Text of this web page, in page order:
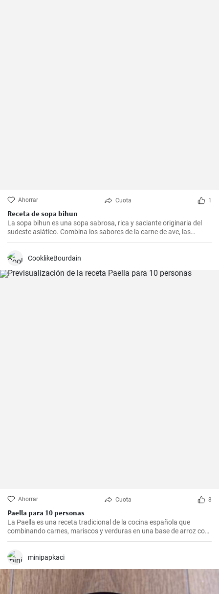
Ahorrar Cuota 1
Receta de sopa bihun
La sopa bihun es una sopa sabrosa, rica y saciante originaria del
sudeste asiático. Combina los sabores de la carne de ave, las
verduras y los fideos de arroz en una sola olla. En casa la
CooklikeBourdain
Ahorrar Cuota 8
Paella para 10 personas
La Paella es una receta tradicional de la cocina española que
combinando carnes, mariscos y verduras en una base de arroz con
una mezcla de especias, ofrece una experiencia culinaria llena de
forma de hacer la paella, esta receta se acerca a la versión más
minipapkaci